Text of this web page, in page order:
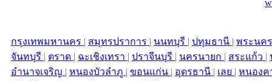
กรุงเทพมหานคร | สมุทรปราการ | นนทบุรี | ปทุมธานี | พระนค
จันทบุรี | ตราด | ฉะเชิงเทรา | ปราจีนบุรี | นครนายก | สระแก้ว |
อำนาจเจริญ | หนองบัวลำภู | ขอนแก่น | อุดรธานี | เลย | หนอง